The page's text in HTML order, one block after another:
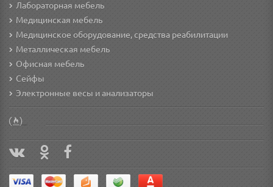
Лабораторная мебель
Медицинская мебель
Медицинское оборудование, средства реабилитации
Металлическая мебель
Офисная мебель
Сейфы
Электронные весы и анализаторы